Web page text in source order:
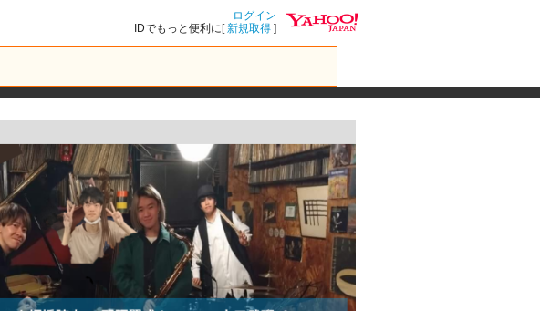
ログイン
IDでもっと便利に[新規取得 ]